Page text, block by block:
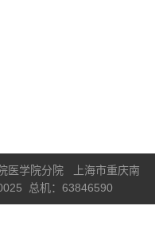
医学院分院 上海市重庆南
总机：63846590